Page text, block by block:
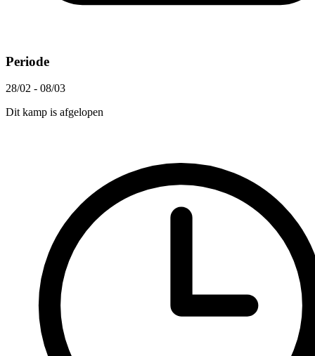
Periode
28/02 - 08/03
Dit kamp is afgelopen